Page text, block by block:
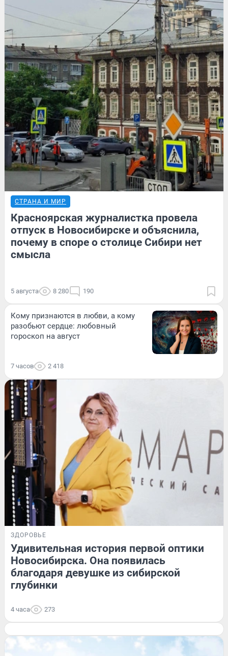
СТРАНА И МИР
Красноярская журналистка провела
отпуск в Новосибирске и объяснила,
почему в споре о столице Сибири нет
смысла
5 августа 8 280 190
Кому признаются в любви, а кому
разобьют сердце: любовный
гороскоп на август
7 часов 2 418
ЗДОРОВЬЕ
Удивительная история первой оптики
Новосибирска. Она появилась
благодаря девушке из сибирской
глубинки
4 часа 273